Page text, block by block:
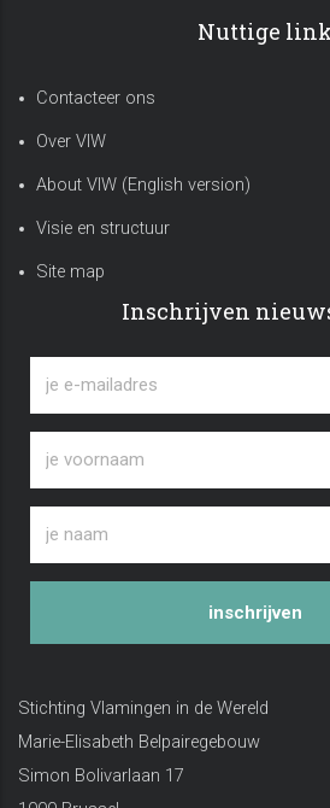
Nuttige
Contacteer ons
Over VIW
About VIW (English version)
Visie en structuur
Site map
Inschrijven
inschrijven
Stichting Vlamingen in de Wereld
Marie-Elisabeth Belpairegebouw
Simon Bolivarlaan 17